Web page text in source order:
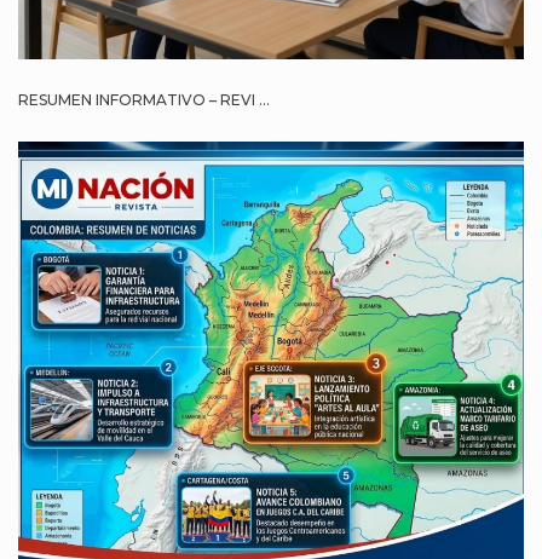
RESUMEN INFORMATIVO – REVI ...